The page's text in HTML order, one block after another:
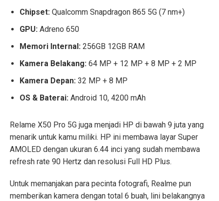
Chipset: Qualcomm Snapdragon 865 5G (7 nm+)
GPU: Adreno 650
Memori Internal: 256GB 12GB RAM
Kamera Belakang: 64 MP + 12 MP + 8 MP + 2 MP
Kamera Depan: 32 MP + 8 MP
OS & Baterai: Android 10, 4200 mAh
Relame X50 Pro 5G juga menjadi HP di bawah 9 juta yang
menarik untuk kamu miliki. HP ini membawa layar Super
AMOLED dengan ukuran 6.44 inci yang sudah membawa
refresh rate 90 Hertz dan resolusi Full HD Plus.
Untuk memanjakan para pecinta fotografi, Realme pun
memberikan kamera dengan total 6 buah, lini belakangnya